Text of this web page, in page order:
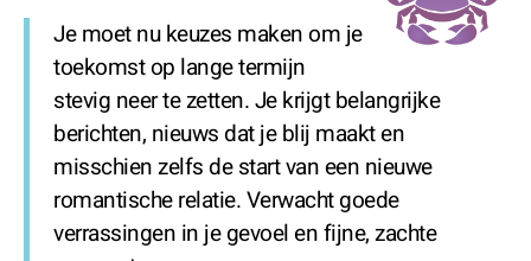
Je moet nu keuzes maken om je
toekomst op lange termijn
stevig neer te zetten. Je krijgt belangrijke
berichten, nieuws dat je blij maakt en
misschien zelfs de start van een nieuwe
romantische relatie. Verwacht goede
verrassingen in je gevoel en fijne, zachte